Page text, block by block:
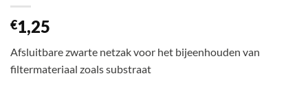
€1,25
Afsluitbare zwarte netzak voor het bijeenhouden van
filtermateriaal zoals substraat